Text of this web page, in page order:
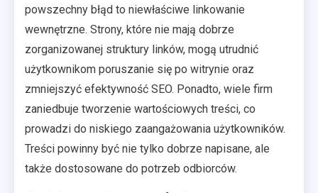
powszechny błąd to niewłaściwe linkowanie
wewnętrzne. Strony, które nie mają dobrze
zorganizowanej struktury linków, mogą utrudnić
użytkownikom poruszanie się po witrynie oraz
zmniejszyć efektywność SEO. Ponadto, wiele firm
zaniedbuje tworzenie wartościowych treści, co
prowadzi do niskiego zaangażowania użytkowników.
Treści powinny być nie tylko dobrze napisane, ale
także dostosowane do potrzeb odbiorców.